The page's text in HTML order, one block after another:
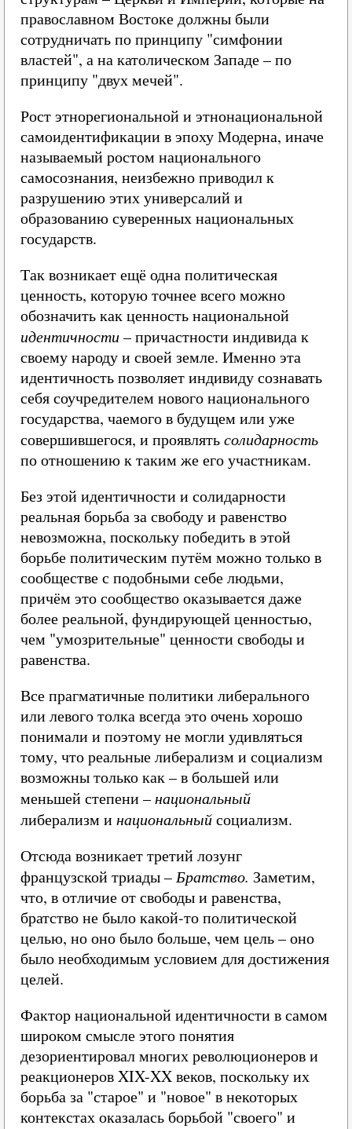
православном Востоке должны были
сотрудничать по принципу "симфонии
властей", а на католическом Западе – по
принципу "двух мечей".
Рост этнорегиональной и этнонациональной
самоидентификации в эпоху Модерна, иначе
называемый ростом национального
самосознания, неизбежно приводил к
разрушению этих универсалий и
образованию суверенных национальных
государств.
Так возникает ещё одна политическая
ценность, которую точнее всего можно
обозначить как ценность национальной
идентичности– причастности индивида к
своему народу и своей земле. Именно эта
идентичность позволяет индивиду сознавать
себя соучредителем нового национального
государства, чаемого в будущем или уже
совершившегося, и проявлятьсолидарность
по отношению к таким же его участникам.
Без этой идентичности и солидарности
реальная борьба за свободу и равенство
невозможна, поскольку победить в этой
борьбе политическим путём можно только в
сообществе с подобными себе людьми,
причём это сообщество оказывается даже
более реальной, фундирующей ценностью,
чем "умозрительные" ценности свободы и
равенства.
Все прагматичные политики либерального
или левого толка всегда это очень хорошо
понимали и поэтому не могли удивляться
тому, что реальные либерализм и социализм
возможны только как – в большей или
меньшей степени – национальный
либерализм и национальныйсоциализм.
Отсюда возникает третий лозунг
французской триады –Братство. Заметим,
что, в отличие от свободы и равенства,
братство не было какой-то политической
целью, но оно было больше, чем цель – оно
было необходимым условием для достижения
целей.
Фактор национальной идентичности в самом
широком смысле этого понятия
дезориентировал многих революционеров и
реакционеров XIX-XX веков, поскольку их
борьба за "старое" и "новое" в некоторых
контекстах оказалась борьбой "своего" и